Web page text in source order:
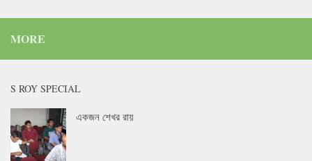
MORE
S ROY SPECIAL
একজন শেখর রায়